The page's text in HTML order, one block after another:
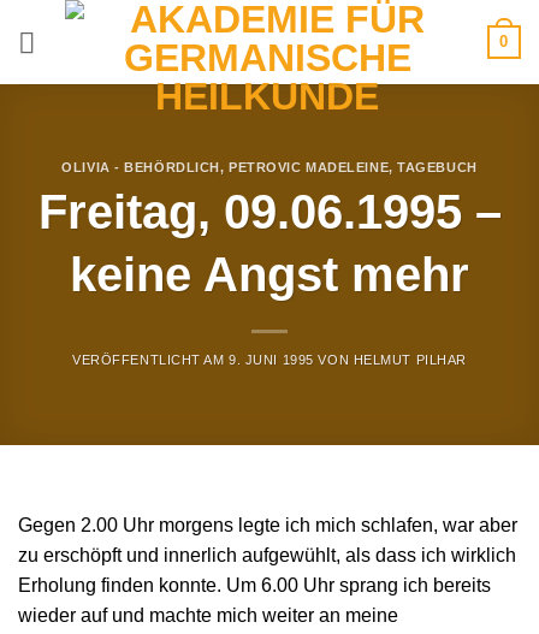
0
OLIVIA - BEHÖRDLICH,PETROVIC MADELEINE,TAGEBUCH
Freitag, 09.06.1995 –
keine Angst mehr
VERÖFFENTLICHT AM9. JUNI 1995 VON HELMUT PILHAR
Gegen 2.00 Uhr morgens legte ich mich schlafen, war aber
zu erschöpft und innerlich aufgewühlt, als dass ich wirklich
Erholung finden konnte. Um 6.00 Uhr sprang ich bereits
wieder auf und machte mich weiter an meine